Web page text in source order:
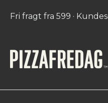
Fri fragt fra 599 ·